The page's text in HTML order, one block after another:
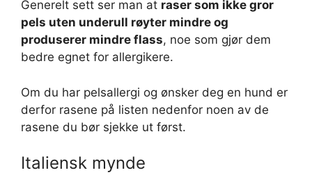
Generelt sett ser man at raser som ikke gror
pels uten underull røyter mindre og
produserer mindre flass, noe som gjør dem
bedre egnet for allergikere.
Om du har pelsallergi og ønsker deg en hund er
derfor rasene på listen nedenfor noen av de
rasene du bør sjekke ut først.
Italiensk mynde